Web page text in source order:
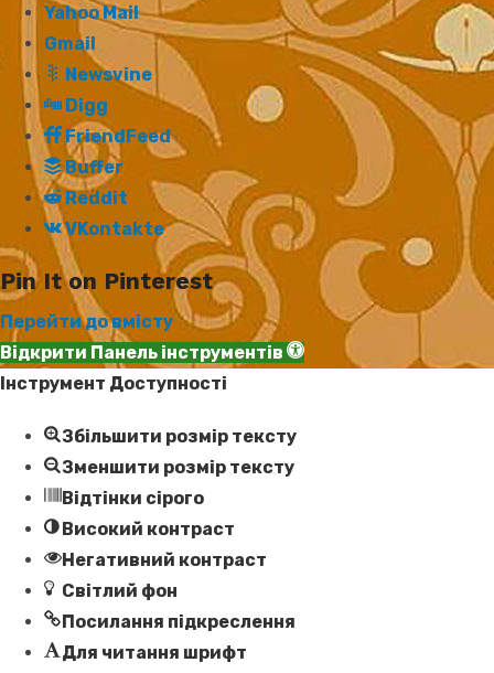
Yahoo Mail
Gmail
Newsvine
Digg
FriendFeed
Buffer
Reddit
VKontakte
Pin It on Pinterest
Перейти до вмісту
Відкрити Панель інструментів
Інструмент Доступності
Збільшити розмір тексту
Зменшити розмір тексту
Відтінки сірого
Високий контраст
Негативний контраст
Світлий фон
Посилання підкреслення
Для читання шрифт